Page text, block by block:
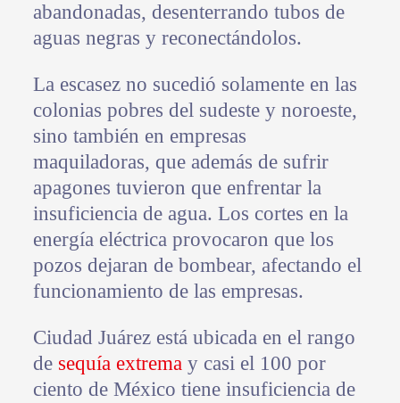
abandonadas, desenterrando tubos de
aguas negras y reconectándolos.
La escasez no sucedió solamente en las
colonias pobres del sudeste y noroeste,
sino también en empresas
maquiladoras, que además de sufrir
apagones tuvieron que enfrentar la
insuficiencia de agua. Los cortes en la
energía eléctrica provocaron que los
pozos dejaran de bombear, afectando el
funcionamiento de las empresas.
Ciudad Juárez está ubicada en el rango
de sequía extremay casi el 100 por
ciento de México tiene insuficiencia de